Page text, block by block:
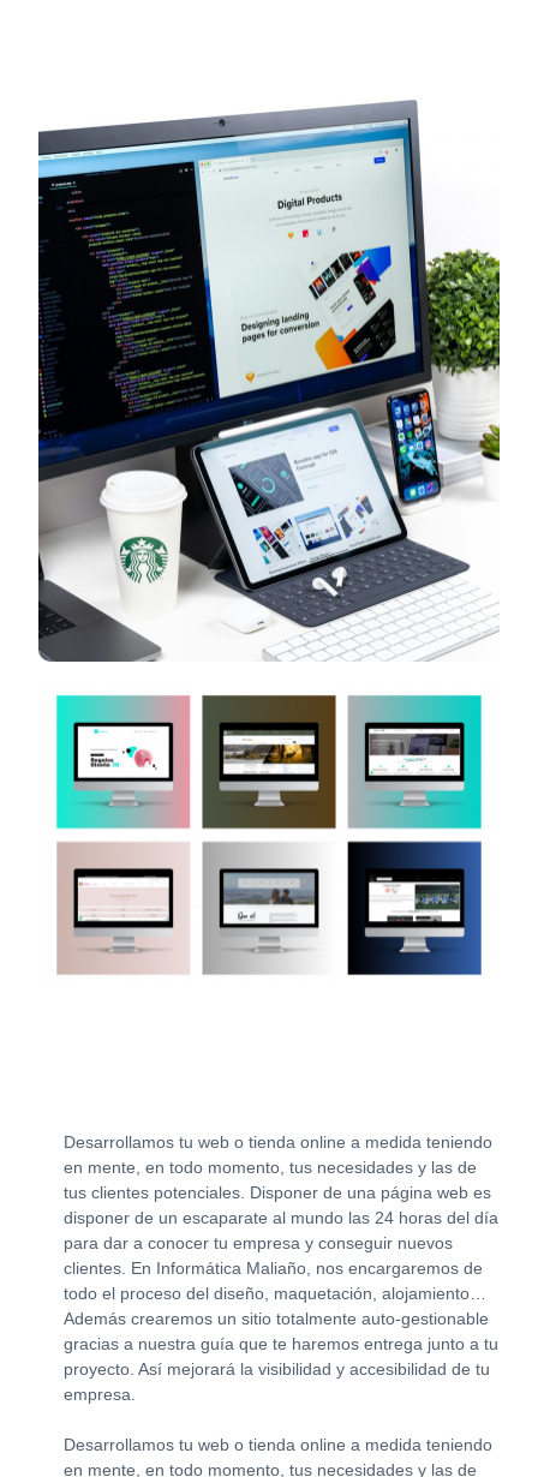
Desarrollamos tu web o tienda online a medida teniendo
en mente, en todo momento, tus necesidades y las de
tus clientes potenciales. Disponer de una página web es
disponer de un escaparate al mundo las 24 horas del día
para dar a conocer tu empresa y conseguir nuevos
clientes. En Informática Maliaño, nos encargaremos de
todo el proceso del diseño, maquetación, alojamiento…
Además crearemos un sitio totalmente auto-gestionable
gracias a nuestra guía que te haremos entrega junto a tu
proyecto. Así mejorará la visibilidad y accesibilidad de tu
empresa.
Desarrollamos tu web o tienda online a medida teniendo
en mente, en todo momento, tus necesidades y las de